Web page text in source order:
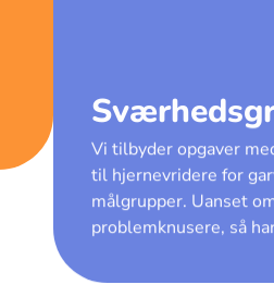
Vi tilbyder opgaver
til hjernevridere for
målgrupper. Uanset
problemknusere, så